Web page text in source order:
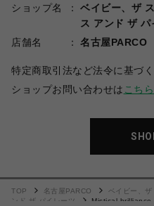
ショップ名
ベイビー、ザ
ス アンド ザ パ
店舗名
名古屋PARCO
特定商取引法など法令に基づ
ショップお問い合わせは こちら
TOP 名古屋PARCO
ベイビー、ザ
ンド ザ パイレーツ
Mistical brilliance